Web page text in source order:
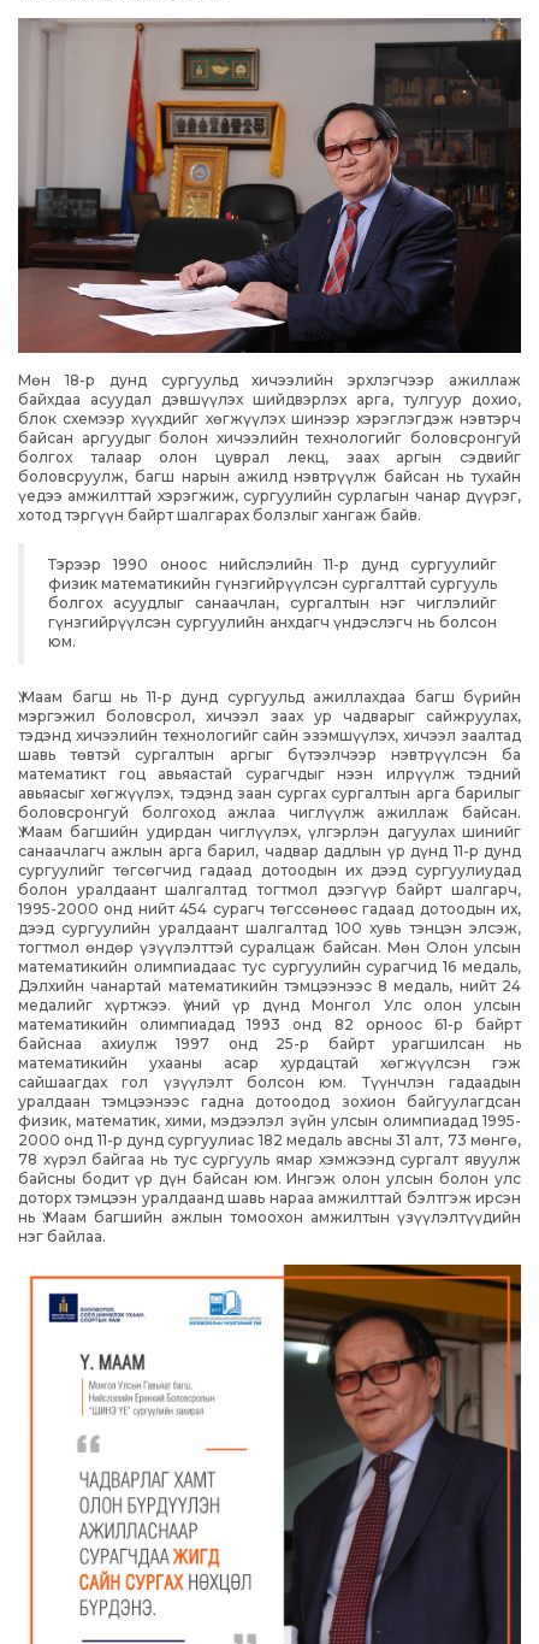
Мөн 18-р дунд сургуульд хичээлийн эрхлэгчээр ажиллаж
байхдаа асуудал дэвшүүлэх шийдвэрлэх арга, тулгуур дохио,
блок схемээр хүүхдийг хөгжүүлэх шинээр хэрэглэгдэж нэвтэрч
байсан аргуудыг болон хичээлийн технологийг боловсронгуй
болгох талаар олон цуврал лекц, заах аргын сэдвийг
боловсруулж, багш нарын ажилд нэвтрүүлж байсан нь тухайн
үедээ амжилттай хэрэгжиж, сургуулийн сурлагын чанар дүүрэг,
хотод тэргүүн байрт шалгарах болзлыг хангаж байв.
Тэрээр 1990 оноос нийслэлийн 11-р дунд сургуулийг
физик математикийн гүнзгийрүүлсэн сургалттай сургууль
болгох асуудлыг санаачлан, сургалтын нэг чиглэлийг
гүнзгийрүүлсэн сургуулийн анхдагч үндэслэгч нь болсон
юм.
Ү.Маам багш нь 11-р дунд сургуульд ажиллахдаа багш бүрийн
мэргэжил боловсрол, хичээл заах ур чадварыг сайжруулах,
тэдэнд хичээлийн технологийг сайн эзэмшүүлэх, хичээл заалтад
шавь төвтэй сургалтын аргыг бүтээлчээр нэвтрүүлсэн ба
математикт гоц авьяастай сурагчдыг нээн илрүүлж тэдний
авьяасыг хөгжүүлэх, тэдэнд заан сургах сургалтын арга барилыг
боловсронгуй болгоход ажлаа чиглүүлж ажиллаж байсан.
Ү.Маам багшийн удирдан чиглүүлэх, үлгэрлэн дагуулах шинийг
санаачлагч ажлын арга барил, чадвар дадлын үр дүнд 11-р дунд
сургуулийг төгсөгчид гадаад дотоодын их дээд сургуулиудад
болон уралдаант шалгалтад тогтмол дээгүүр байрт шалгарч,
1995-2000 онд нийт 454 сурагч төгссөнөөс гадаад дотоодын их,
дээд сургуулийн уралдаант шалгалтад 100 хувь тэнцэн элсэж,
тогтмол өндөр үзүүлэлттэй суралцаж байсан. Мөн Олон улсын
математикийн олимпиадаас тус сургуулийн сурагчид 16 медаль,
Дэлхийн чанартай математикийн тэмцээнээс 8 медаль, нийт 24
медалийг хүртжээ. Үүний үр дүнд Монгол Улс олон улсын
математикийн олимпиадад 1993 онд 82 орноос 61-р байрт
байснаа ахиулж 1997 онд 25-р байрт урагшилсан нь
математикийн ухааны асар хурдацтай хөгжүүлсэн гэж
сайшаагдах гол үзүүлэлт болсон юм. Түүнчлэн гадаадын
уралдаан тэмцээнээс гадна дотоодод зохион байгуулагдсан
физик, математик, хими, мэдээлэл зүйн улсын олимпиадад 1995-
2000 онд 11-р дунд сургуулиас 182 медаль авсны 31 алт, 73 мөнгө,
78 хүрэл байгаа нь тус сургууль ямар хэмжээнд сургалт явуулж
байсны бодит үр дүн байсан юм. Ингэж олон улсын болон улс
доторх тэмцээн уралдаанд шавь нараа амжилттай бэлтгэж ирсэн
нь Ү.Маам багшийн ажлын томоохон амжилтын үзүүлэлтүүдийн
нэг байлаа.